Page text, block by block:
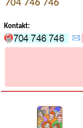
704 746 746
Kontakt: